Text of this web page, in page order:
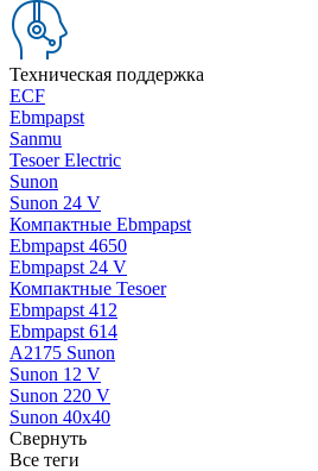
Техническая поддержка
ECF
Ebmpapst
Sanmu
Tesoer Electric
Sunon
Sunon 24 V
Компактные Ebmpapst
Ebmpapst 4650
Ebmpapst 24 V
Компактные Tesoer
Ebmpapst 412
Ebmpapst 614
A2175 Sunon
Sunon 12 V
Sunon 220 V
Sunon 40x40
Свернуть
Все теги